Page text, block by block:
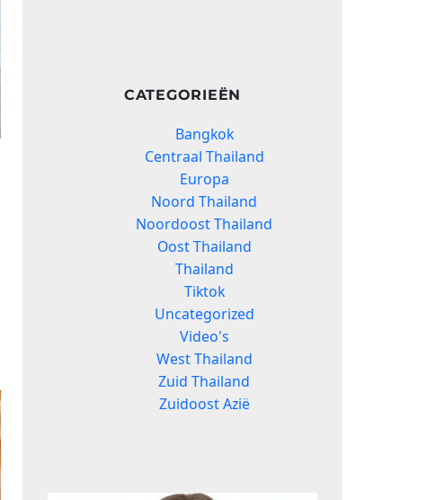
CATEGORIEËN
Bangkok
Centraal Thailand
Europa
Noord Thailand
Noordoost Thailand
Oost Thailand
Thailand
Tiktok
Uncategorized
Video's
West Thailand
Zuid Thailand
Zuidoost Azië